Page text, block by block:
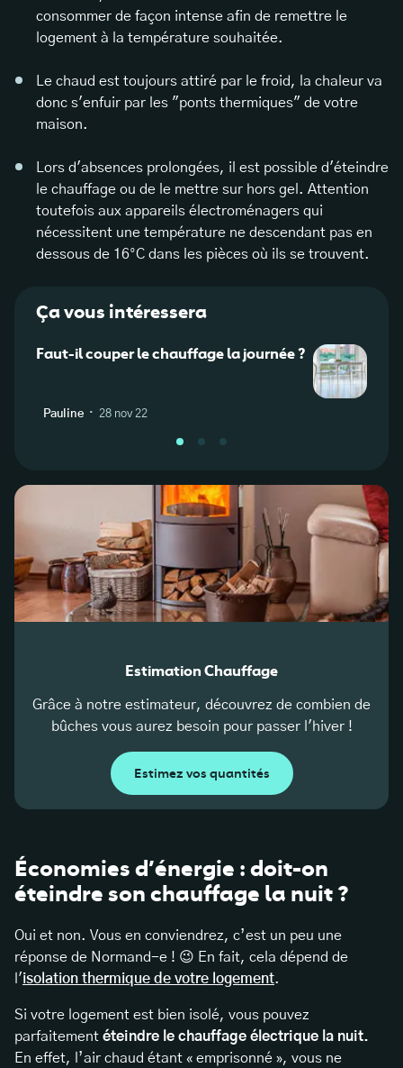
consommer de façon intense afin de remettre le
logement à la température souhaitée.
Le chaud est toujours attiré par le froid, la chaleur va
donc s'enfuir par les "ponts thermiques" de votre
maison.
Lors d'absences prolongées, il est possible d'éteindre
le chauffage ou de le mettre sur hors gel. Attention
toutefois aux appareils électroménagers qui
nécessitent une température ne descendant pas en
dessous de 16°C dans les pièces où ils se trouvent.
Ça vous intéressera
Faut-il couper le chauffage la journée ?
Pauline · 28 nov 22
Estimation Chauffage
Grâce à notre estimateur, découvrez de combien de
bûches vous aurez besoin pour passer l'hiver !
Estimez vos quantités
Économies d’énergie : doit-on
éteindre son chauffage la nuit ?
Oui et non. Vous en conviendrez, c’est un peu une
réponse de Normand-e ! 😉 En fait, cela dépend de
l'isolation thermique de votre logement.
Si votre logement est bien isolé, vous pouvez
parfaitement éteindre le chauffage électrique la nuit.
En effet, l’air chaud étant « emprisonné », vous ne